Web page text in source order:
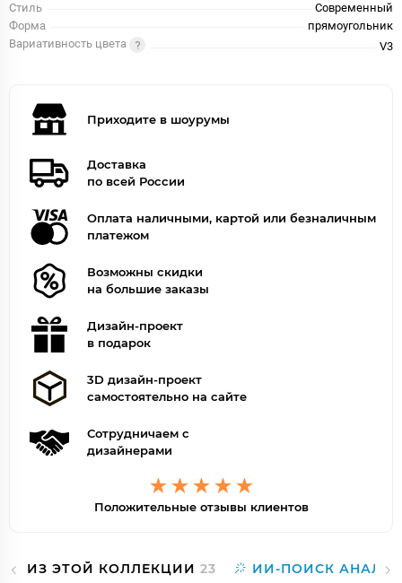
Стиль
Современный
Форма
прямоугольник
Вариативность цвета
V3
Приходите в шоурумы
Доставка
по всей России
Оплата наличными, картой или безналичным
платежом
Возможны скидки
на большие заказы
Дизайн-проект
в подарок
3D дизайн-проект
самостоятельно на сайте
Сотрудничаем с
дизайнерами
Положительные отзывы клиентов
ИЗ ЭТОЙ КОЛЛЕКЦИИ 23 ИИ-ПОИСК